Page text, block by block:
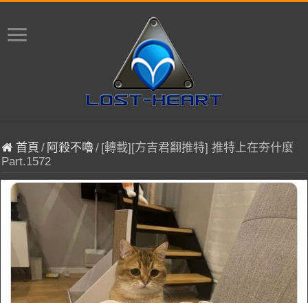
首頁 / 阿殺不嚕/ [轉載][方吉君翻推特] 推特上在夯什麼
Part.1572